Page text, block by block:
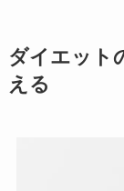
ダイエット
える